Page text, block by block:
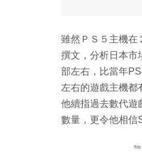
雖然ＰＳ５主機在
撰文，分析日本市
部左右，比當年
左右的遊戲主機都
他續指過去數代遊
數量，更令他相信